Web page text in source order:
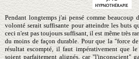
Pendant longtemps j'ai pensé comme beaucoup
volonté serait suffisante pour atteindre les buts
ceci n'est pas toujours suffisant, il est même très
du moins de façon durable. Pour que la "force
résultat escompté, il faut impérativement que
soient parfaitement alignés, car "l'inconscient"